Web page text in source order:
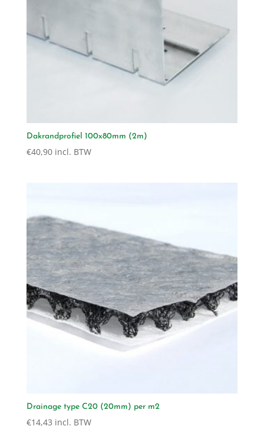
Dakrandprofiel 100x80mm (2m)
€40,90 incl. BTW
Drainage type C20 (20mm) per m2
€14,43 incl. BTW